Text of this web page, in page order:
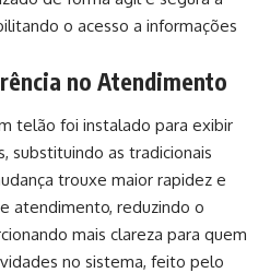
o acesso a informações
no Atendimento
telão foi instalado para exibir
substituindo as tradicionais
trouxe maior rapidez e
atendimento, reduzindo o
mais clareza para quem
no sistema, feito pelo